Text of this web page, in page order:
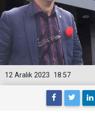
18:57
12 Aralık 2023